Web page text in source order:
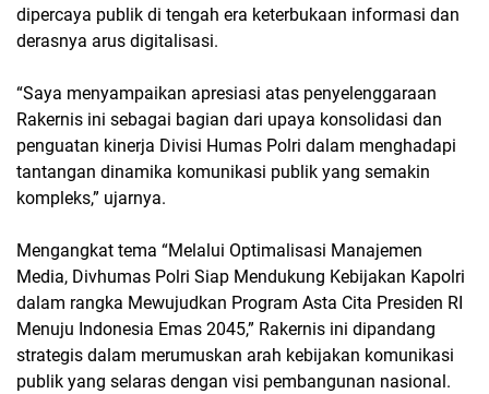
dipercaya publik di tengah era keterbukaan informasi dan
derasnya arus digitalisasi.
“Saya menyampaikan apresiasi atas penyelenggaraan
Rakernis ini sebagai bagian dari upaya konsolidasi dan
penguatan kinerja Divisi Humas Polri dalam menghadapi
tantangan dinamika komunikasi publik yang semakin
kompleks,” ujarnya.
Mengangkat tema “Melalui Optimalisasi Manajemen
Media, Divhumas Polri Siap Mendukung Kebijakan Kapolri
dalam rangka Mewujudkan Program Asta Cita Presiden RI
Menuju Indonesia Emas 2045,” Rakernis ini dipandang
strategis dalam merumuskan arah kebijakan komunikasi
publik yang selaras dengan visi pembangunan nasional.